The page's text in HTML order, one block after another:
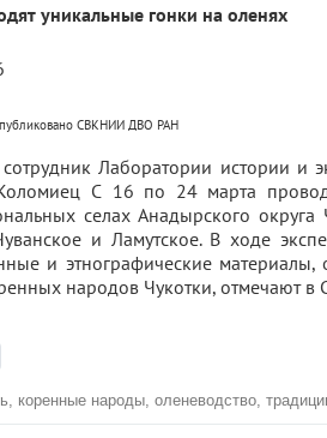
уникальные гонки на оленях
СВКНИИ ДВО РАН
Лаборатории истории и
С 16 по 24 марта
селах Анадырского округа
и Ламутское. В ходе
и этнографические
народов Чукотки, отмечают
, коренные народы, оленеводство,